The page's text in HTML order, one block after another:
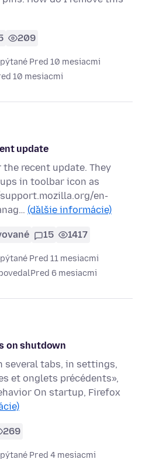
209
Pred 10 mesiacmi
10 mesiacmi
update
recent update. They
in toolbar icon as
en-
(ďalšie informácie)
15 1417
Pred 11 mesiacmi
Pred 6 mesiacmi
on shutdown
several tabs, in settings,
et onglets précédents»,
On startup, Firefox
269
Pred 4 mesiacmi